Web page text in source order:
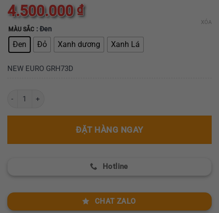
Được
xếp
0
5
sao
4.500.000₫
MÀU SẮC : Đen
Đen Đỏ Xanh dương Xanh Lá
XÓA
NEW EURO GRH73D
ĐẶT HÀNG NGAY
Hotline
CHAT ZALO